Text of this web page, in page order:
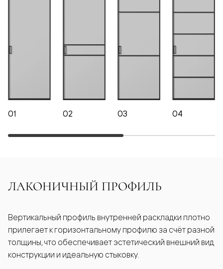
01 02 03 04
ЛАКОНИЧНЫЙ ПРОФИЛЬ
Вертикальный профиль внутренней раскладки плотно
прилегает к горизонтальному профилю за счёт разной
толщины, что обеспечивает эстетический внешний вид
конструкции и идеальную стыковку.